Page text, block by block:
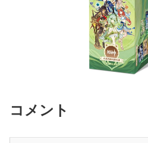
コメント